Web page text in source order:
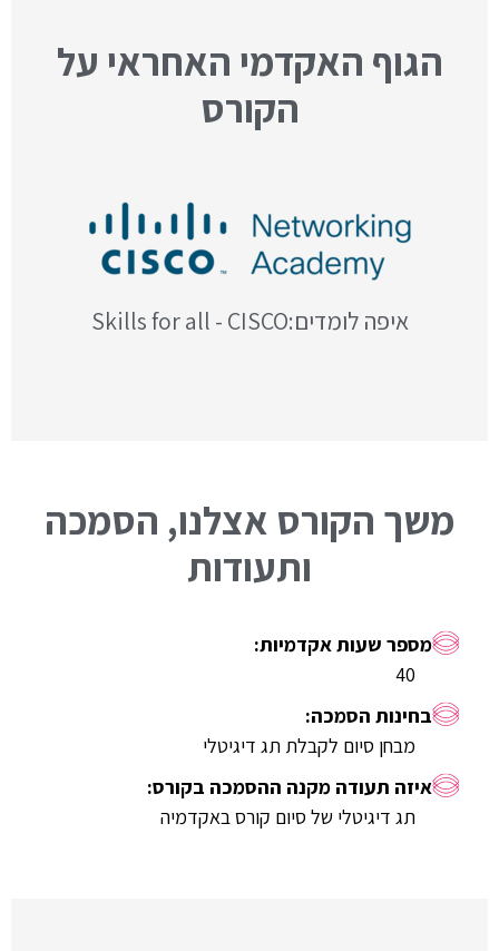
הגוף האקדמי האחראי על
הקורס
איפה לומדים:Skills for all - CISCO
משך הקורס אצלנו, הסמכה
ותעודות
40
מבחן סיום לקבלת תג דיגיטלי
תג דיגיטלי של סיום קורס באקדמיה